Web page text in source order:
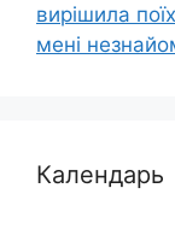
вирішила
мені
Календарь